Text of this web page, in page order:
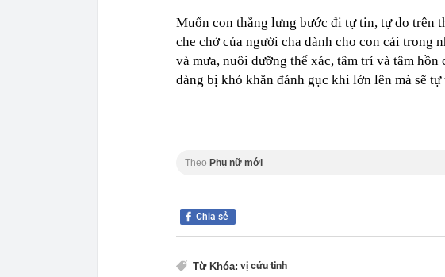
Muốn con thẳng lưng bước đi tự tin, tự do trên
che chở của người cha dành cho con cái trong
và mưa, nuôi dưỡng thể xác, tâm trí và tâm hồn
dàng bị khó khăn đánh gục khi lớn lên mà sẽ
Theo Phụ nữ mới
Chia sẻ
Từ Khóa: vị cứu tinh